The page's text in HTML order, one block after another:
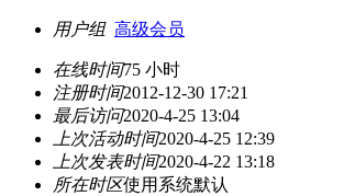
用户组 高级会员
在线时间75 小时
注册时间2012-12-30 17:21
最后访问2020-4-25 13:04
上次活动时间2020-4-25 12:39
上次发表时间2020-4-22 13:18
所在时区使用系统默认